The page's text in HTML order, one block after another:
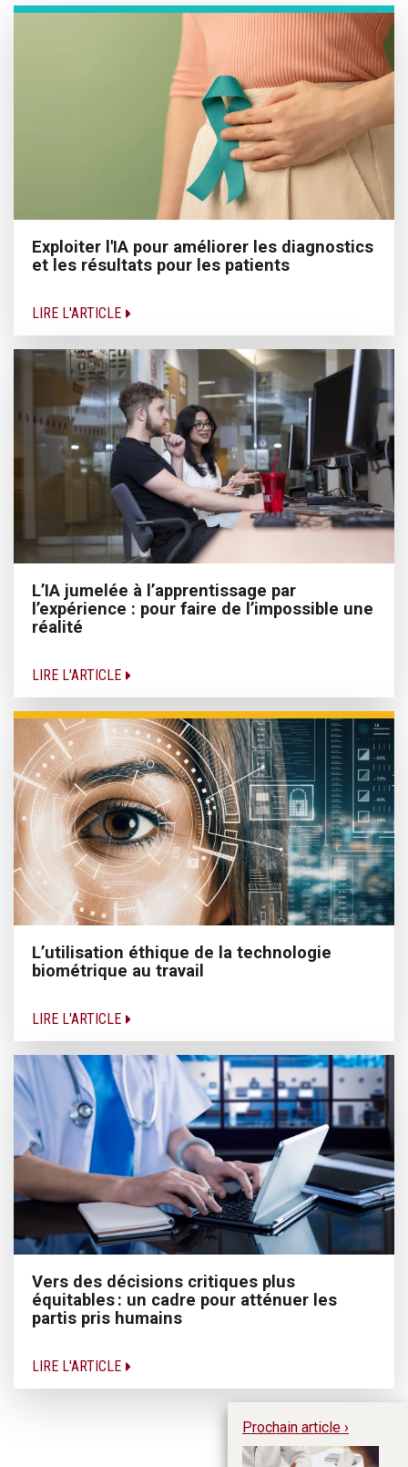
Exploiter l'IA pour améliorer les diagnostics
et les résultats pour les patients
LIRE L'ARTICLE
L’IA jumelée à l’apprentissage par
l’expérience : pour faire de l’impossible une
réalité
LIRE L'ARTICLE
L’utilisation éthique de la technologie
biométrique au travail
LIRE L'ARTICLE
Vers des décisions critiques plus
équitables : un cadre pour atténuer les
partis pris humains
LIRE L'ARTICLE
Prochain article ›